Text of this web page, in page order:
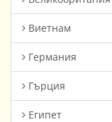
Виетнам
Германия
Гърция
Египет